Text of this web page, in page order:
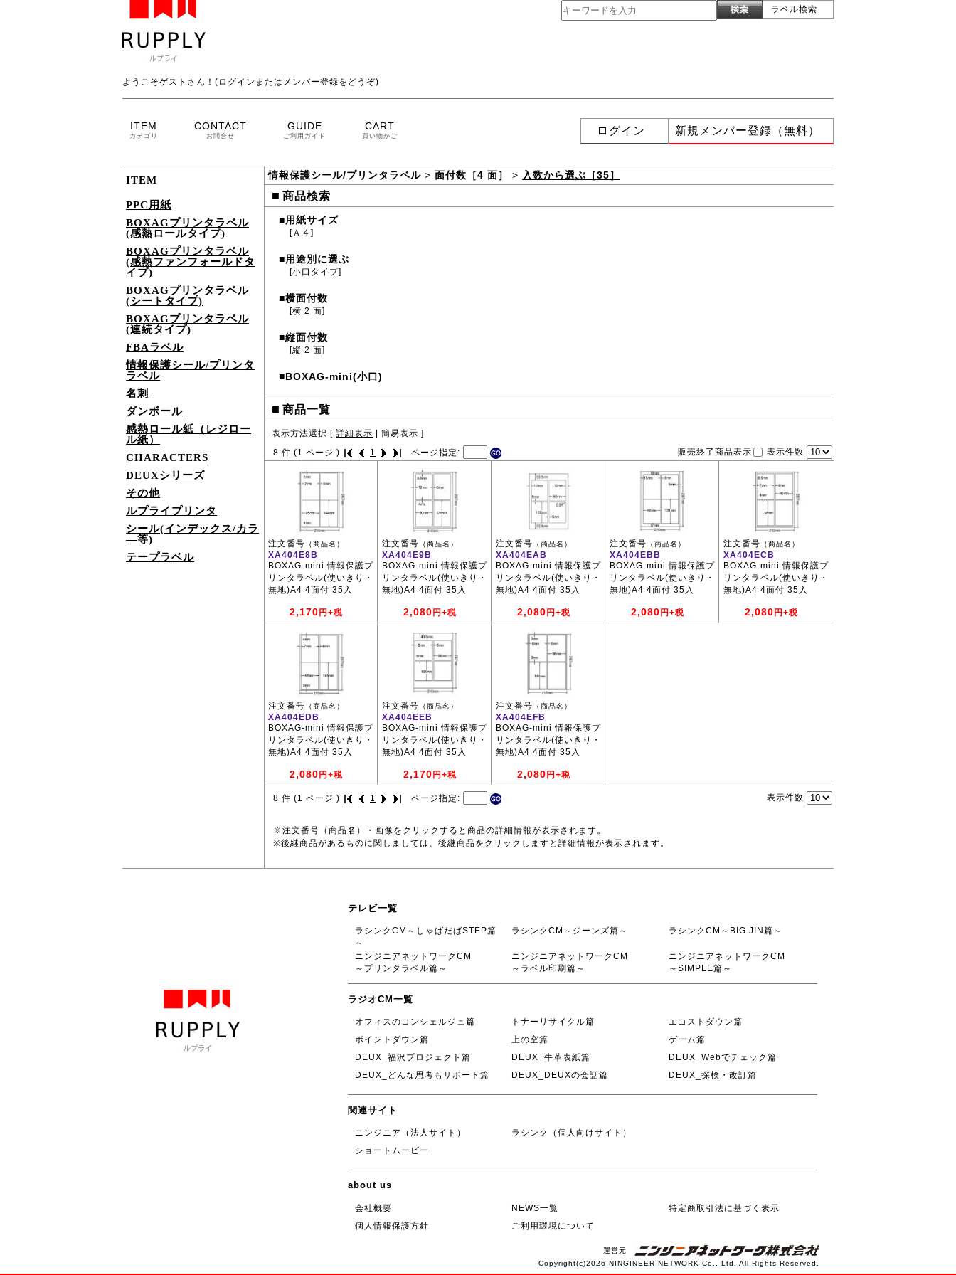
ラベル検索
ようこそゲストさん！(ログインまたはメンバー登録をどうぞ)
ITEM
カテゴリ
CONTACT
お問合せ
GUIDE
ご利用ガイド
CART
買い物かご ログイン 新規メンバー登録（無料）
ITEM
PPC用紙
BOXAGプリンタラベル
(感熱ロールタイプ)
BOXAGプリンタラベル
(感熱ファンフォールドタ
イプ)
BOXAGプリンタラベル
(シートタイプ)
BOXAGプリンタラベル
(連続タイプ)
FBAラベル
情報保護シール/プリンタ
ラベル
名刺
ダンボール
感熱ロール紙（レジロー
ル紙）
CHARACTERS
DEUXシリーズ
その他
ルプライプリンタ
シール(インデックス/カラ
―等)
テープラベル
情報保護シール/プリンタラベル > 面付数［4 面］ > 入数から選ぶ［35］
■ 商品検索
■用紙サイズ
[Ａ４]
■用途別に選ぶ
[小口タイプ]
■横面付数
[横 2 面]
■縦面付数
[縦 2 面]
■BOXAG-mini(小口)
■ 商品一覧
表示方法選択 [ 詳細表示 簡易表示 ]
8 件 (1 ページ ) 1 ページ指定: 販売終了商品表示 表示件数
注文番号 （商品名）
XA404E8B
BOXAG-mini 情報保護プ
リンタラベル(使いきり・
無地)A4 4面付 35入
2,170 円+税
注文番号 （商品名）
XA404E9B
BOXAG-mini 情報保護プ
リンタラベル(使いきり・
無地)A4 4面付 35入
2,080 円+税
注文番号 （商品名）
XA404EAB
BOXAG-mini 情報保護プ
リンタラベル(使いきり・
無地)A4 4面付 35入
2,080 円+税
注文番号 （商品名）
XA404EBB
BOXAG-mini 情報保護プ
リンタラベル(使いきり・
無地)A4 4面付 35入
2,080 円+税
注文番号 （商品名）
XA404ECB
BOXAG-mini 情報保護プ
リンタラベル(使いきり・
無地)A4 4面付 35入
2,080 円+税
注文番号 （商品名）
XA404EDB
BOXAG-mini 情報保護プ
リンタラベル(使いきり・
無地)A4 4面付 35入
2,080 円+税
注文番号 （商品名）
XA404EEB
BOXAG-mini 情報保護プ
リンタラベル(使いきり・
無地)A4 4面付 35入
2,170 円+税
注文番号 （商品名）
XA404EFB
BOXAG-mini 情報保護プ
リンタラベル(使いきり・
無地)A4 4面付 35入
2,080 円+税
8 件 (1 ページ ) 1 ページ指定: 表示件数
※注文番号（商品名）・画像をクリックすると商品の詳細情報が表示されます。
※後継商品があるものに関しましては、後継商品をクリックしますと詳細情報が表示されます。
テレビ一覧
ラシンクCM～しゃばだばSTEP篇
～
ラシンクCM～ジーンズ篇～ ラシンクCM～BIG JIN篇～
ニンジニアネットワークCM
～プリンタラベル篇～
ニンジニアネットワークCM
～ラベル印刷篇～
ニンジニアネットワークCM
～SIMPLE篇～
ラジオCM一覧
オフィスのコンシェルジュ篇 トナーリサイクル篇
エコストダウン篇
ポイントダウン篇
上の空篇
ゲーム篇
DEUX_福沢プロジェクト篇
DEUX_牛革表紙篇
DEUX_Webでチェック篇
DEUX_どんな思考もサポート篇
DEUX_DEUXの会話篇 DEUX_探検・改訂篇
関連サイト
ニンジニア（法人サイト）
ラシンク（個人向けサイト）
ショートムービー
about us
会社概要 NEWS一覧
特定商取引法に基づく表示
個人情報保護方針
ご利用環境について
運営元
Copyright(c)2026 NINGINEER NETWORK Co., Ltd. All Rights Reserved.